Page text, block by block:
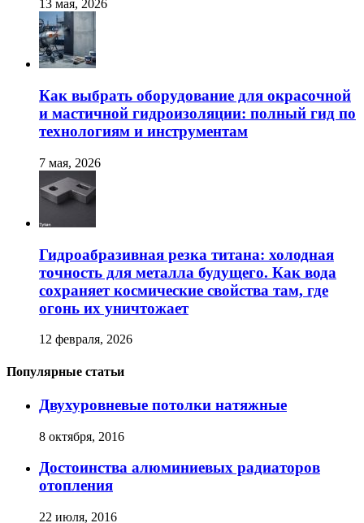
13 мая, 2026
Как выбрать оборудование для окрасочной
и мастичной гидроизоляции: полный гид по
технологиям и инструментам
7 мая, 2026
Гидроабразивная резка титана: холодная
точность для металла будущего. Как вода
сохраняет космические свойства там, где
огонь их уничтожает
12 февраля, 2026
Популярные статьи
Двухуровневые потолки натяжные
8 октября, 2016
Достоинства алюминиевых радиаторов
отопления
22 июля, 2016